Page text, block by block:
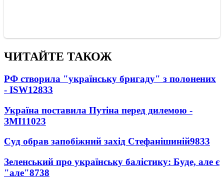
ЧИТАЙТЕ ТАКОЖ
РФ створила "українську бригаду" з полонених
- ISW12833
Україна поставила Путіна перед дилемою -
ЗМІ11023
Суд обрав запобіжний захід Стефанішиній9833
Зеленський про українську балістику: Буде, але є
"але"8738